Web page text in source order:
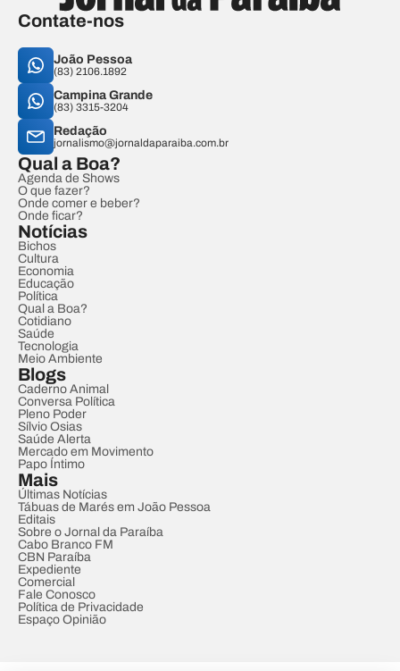
Contate-nos
João Pessoa
(83) 2106.1892
Campina Grande
(83) 3315-3204
Redação
jornalismo@jornaldaparaiba.com.br
Qual a Boa?
Agenda de Shows
O que fazer?
Onde comer e beber?
Onde ficar?
Notícias
Bichos
Cultura
Economia
Educação
Política
Qual a Boa?
Cotidiano
Saúde
Tecnologia
Meio Ambiente
Blogs
Caderno Animal
Conversa Política
Pleno Poder
Sílvio Osias
Saúde Alerta
Mercado em Movimento
Papo Íntimo
Mais
Últimas Notícias
Tábuas de Marés em João Pessoa
Editais
Sobre o Jornal da Paraíba
Cabo Branco FM
CBN Paraíba
Expediente
Comercial
Fale Conosco
Política de Privacidade
Espaço Opinião